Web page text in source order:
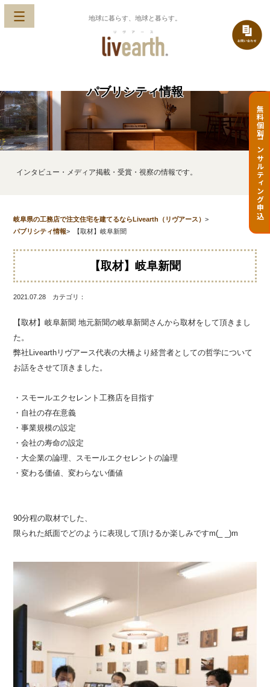
地球に暮らす、地球と暮らす。
無料個別コンサルティング申込
パブリシティ情報
インタビュー・メディア掲載・受賞・視察の情報です。
岐阜県の工務店で注文住宅を建てるならLivearth（リヴアース）>
パブリシティ情報> 【取材】岐阜新聞
【取材】岐阜新聞
2021.07.28 カテゴリ：
【取材】岐阜新聞 地元新聞の岐阜新聞さんから取材をして頂きまし
た。
弊社 Livearthリヴアース代表の大橋より経営者としての哲学について
お話をさせて頂きました。
・スモールエクセレント工務店を目指す
・自社の存在意義
・事業規模の設定
・会社の寿命の設定
・大企業の論理、スモールエクセレントの論理
・変わる価値、変わらない価値
90分程の取材でした、
限られた紙面でどのように表現して頂けるか楽しみですm(_ _)m